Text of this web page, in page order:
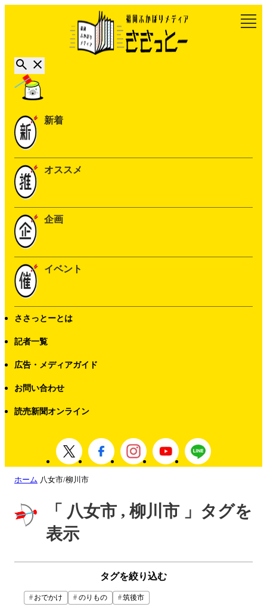
新着
オススメ
企画
イベント
ささっとーとは
記者一覧
広告・メディアガイド
お問い合わせ
読売新聞オンライン
ホーム 八女市/柳川市
「 八女市 , 柳川市 」タグを
表示
タグを絞り込む
おでかけ のりもの 筑後市